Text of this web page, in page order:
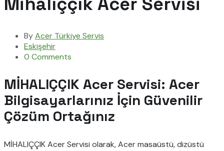
ByAcer Türkiye Servis
Eskişehir
0 Comments
MİHALIÇÇIK Acer Servisi: Acer
Bilgisayarlarınız İçin Güvenilir
Çözüm Ortağınız
MİHALIÇÇIK Acer Servisi olarak, Acer masaüstü, dizüstü